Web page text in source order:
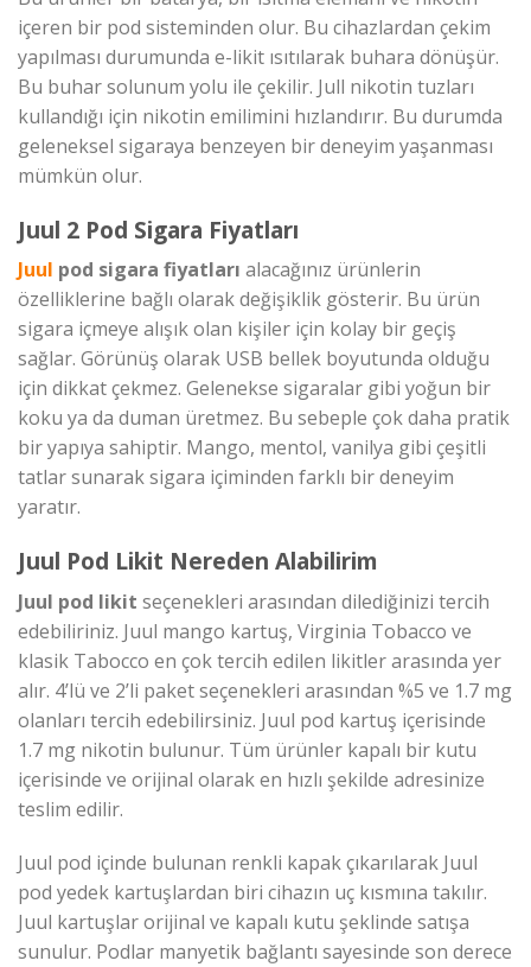
içeren bir pod sisteminden olur. Bu cihazlardan çekim
yapılması durumunda e-likit ısıtılarak buhara dönüşür.
Bu buhar solunum yolu ile çekilir. Jull nikotin tuzları
kullandığı için nikotin emilimini hızlandırır. Bu durumda
geleneksel sigaraya benzeyen bir deneyim yaşanması
mümkün olur.
Juul 2 Pod Sigara Fiyatları
Juul pod sigara fiyatları alacağınız ürünlerin
özelliklerine bağlı olarak değişiklik gösterir. Bu ürün
sigara içmeye alışık olan kişiler için kolay bir geçiş
sağlar. Görünüş olarak USB bellek boyutunda olduğu
için dikkat çekmez. Gelenekse sigaralar gibi yoğun bir
koku ya da duman üretmez. Bu sebeple çok daha pratik
bir yapıya sahiptir. Mango, mentol, vanilya gibi çeşitli
tatlar sunarak sigara içiminden farklı bir deneyim
yaratır.
Juul Pod Likit Nereden Alabilirim
Juul pod likit seçenekleri arasından dilediğinizi tercih
edebiliriniz. Juul mango kartuş, Virginia Tobacco ve
klasik Tabocco en çok tercih edilen likitler arasında yer
alır. 4’lü ve 2’li paket seçenekleri arasından %5 ve 1.7 mg
olanları tercih edebilirsiniz. Juul pod kartuş içerisinde
1.7 mg nikotin bulunur. Tüm ürünler kapalı bir kutu
içerisinde ve orijinal olarak en hızlı şekilde adresinize
teslim edilir.
Juul pod içinde bulunan renkli kapak çıkarılarak Juul
pod yedek kartuşlardan biri cihazın uç kısmına takılır.
Juul kartuşlar orijinal ve kapalı kutu şeklinde satışa
sunulur. Podlar manyetik bağlantı sayesinde son derece